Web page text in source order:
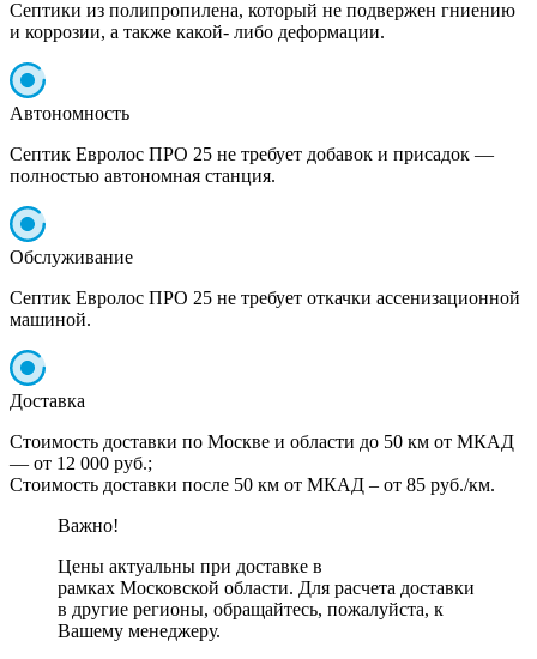
Септики из полипропилена, который не подвержен гниению
и коррозии, а также какой- либо деформации.
Автономность
Септик Евролос ПРО 25 не требует добавок и присадок —
полностью автономная станция.
Обслуживание
Септик Евролос ПРО 25 не требует откачки ассенизационной
машиной.
Доставка
Стоимость доставки по Москве и области до 50 км от МКАД
— от 12 000 руб.;
Стоимость доставки после 50 км от МКАД – от 85 руб./км.
Важно!
Цены актуальны при доставке в
рамках Московской области. Для расчета доставки
в другие регионы, обращайтесь, пожалуйста, к
Вашему менеджеру.